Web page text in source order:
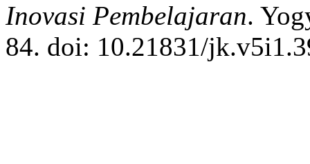
Inovasi Pembelajaran.
84. doi: 10.21831/